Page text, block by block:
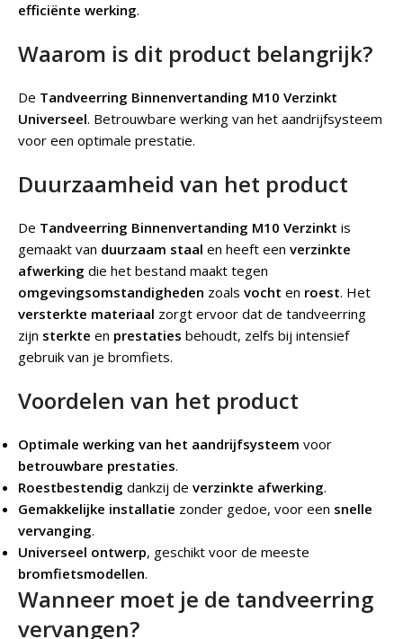
efficiënte werking.
Waarom is dit product belangrijk?
De Tandveerring Binnenvertanding M10 Verzinkt
Universeel. Betrouwbare werking van het aandrijfsysteem
voor een optimale prestatie.
Duurzaamheid van het product
De Tandveerring Binnenvertanding M10 Verzinkt is
gemaakt van duurzaam staal en heeft een verzinkte
afwerking die het bestand maakt tegen
omgevingsomstandigheden zoals vocht en roest. Het
versterkte materiaal zorgt ervoor dat de tandveerring
zijn sterkte en prestaties behoudt, zelfs bij intensief
gebruik van je bromfiets.
Voordelen van het product
Optimale werking van het aandrijfsysteem voor
betrouwbare prestaties.
Roestbestendig dankzij de verzinkte afwerking.
Gemakkelijke installatie zonder gedoe, voor een snelle
vervanging.
Universeel ontwerp, geschikt voor de meeste
bromfietsmodellen.
Wanneer moet je de tandveerring
vervangen?